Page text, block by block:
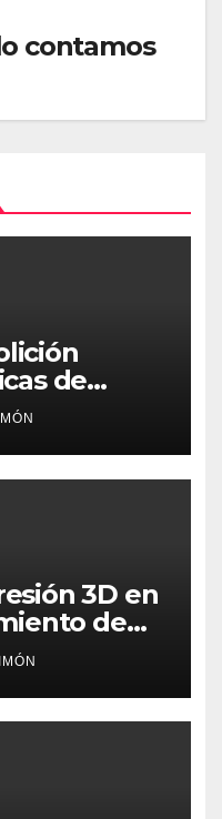
contamos
de
de
3D en
de